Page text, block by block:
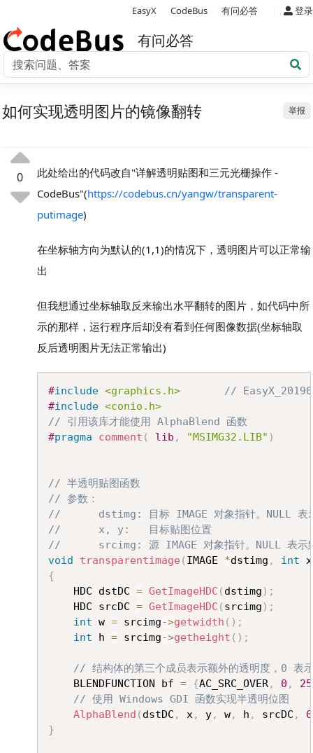
EasyX CodeBus 有问必答 登录
有问必答
举报
如何实现透明图片的镜像翻转
0
此处给出的代码改自"详解透明贴图和三元光栅操作 -
CodeBus"(https://codebus.cn/yangw/transparent-
putimage)
在坐标轴方向为默认的(1,1)的情况下，透明图片可以正常输
出
但我想通过坐标轴取反来输出水平翻转的图片，如代码中所
示的那样，运行程序后却没有看到任何图像数据(坐标轴取
反后透明图片无法正常输出)
#include <graphics.h>
//
#include <conio.h>
// 引用该库才能使用 AlphaBlend 函数
#pragma comment ( lib , "MSIMG32.LIB" )
// 半透明贴图函数
// 参数：
//		dstimg: 目标 IMAGE 对象指针。NULL 表
//		x, y:	目标贴图位置
//		srcimg: 源 IMAGE 对象指针。NULL 表示
void
transparentimage( IMAGE *dstimg , int x
{
	HDC dstDC
= GetImageHDC ( dstimg ) ;
	HDC srcDC
= GetImageHDC ( srcimg ) ;
int w = srcimg->getwidth ( ) ;
int h = srcimg->getheight ( ) ;
// 结构体的第三个成员表示额外的透明度，0 表
	BLENDFUNCTION bf
= {AC_SRC_OVER, 0 ,
// 使用 Windows GDI 函数实现半透明位图
AlphaBlend ( dstDC , x, y, w, h , srcDC , 0
}
Copy